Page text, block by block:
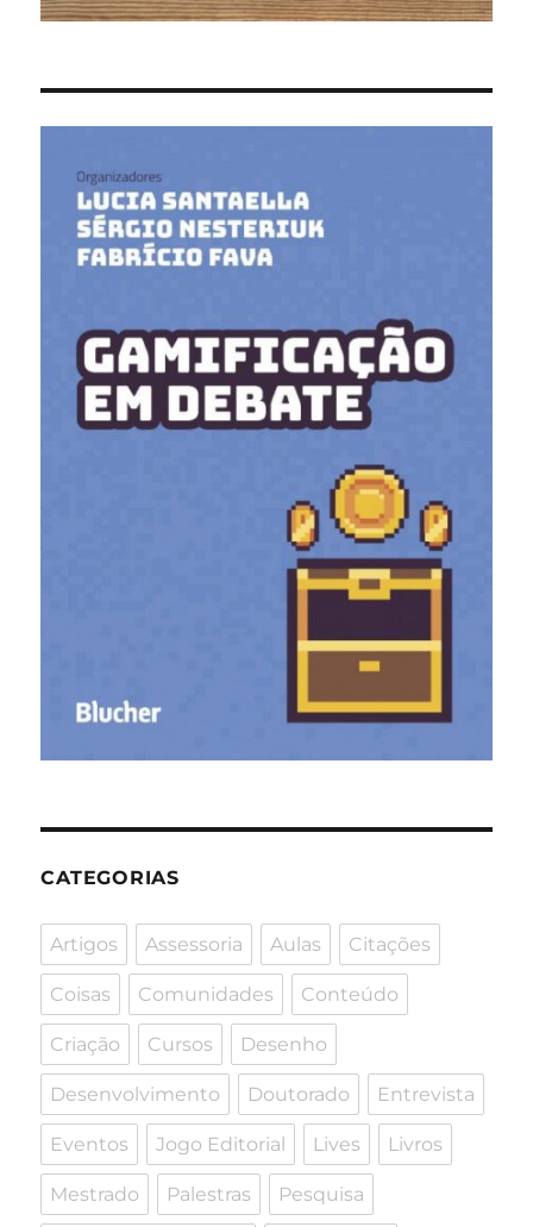
CATEGORIAS
Artigos Assessoria Aulas Citações
Coisas Comunidades Conteúdo
Criação Cursos Desenho
Desenvolvimento Doutorado Entrevista
Eventos Jogo Editorial Lives Livros
Mestrado Palestras Pesquisa